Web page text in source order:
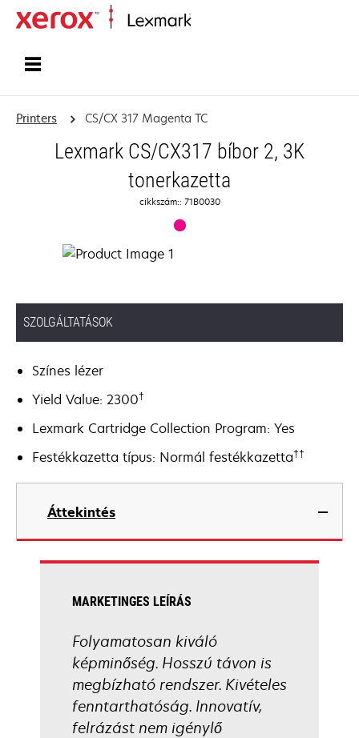
Printers CS/CX 317 Magenta TC
Lexmark CS/CX317 bíbor 2, 3K
tonerkazetta
cikkszám:: 71B0030
SZOLGÁLTATÁSOK
Színes lézer
Yield Value: 2300†
Lexmark Cartridge Collection Program: Yes
Festékkazetta típus: Normál festékkazetta††
Áttekintés
MARKETINGES LEÍRÁS
Folyamatosan kiváló
képminőség. Hosszú távon is
megbízható rendszer. Kivételes
fenntarthatóság. Innovatív,
felrázást nem igénylő